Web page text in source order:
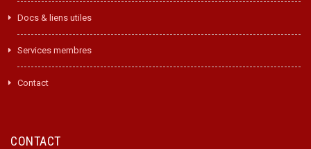
Docs & liens utiles
Services membres
Contact
CONTACT